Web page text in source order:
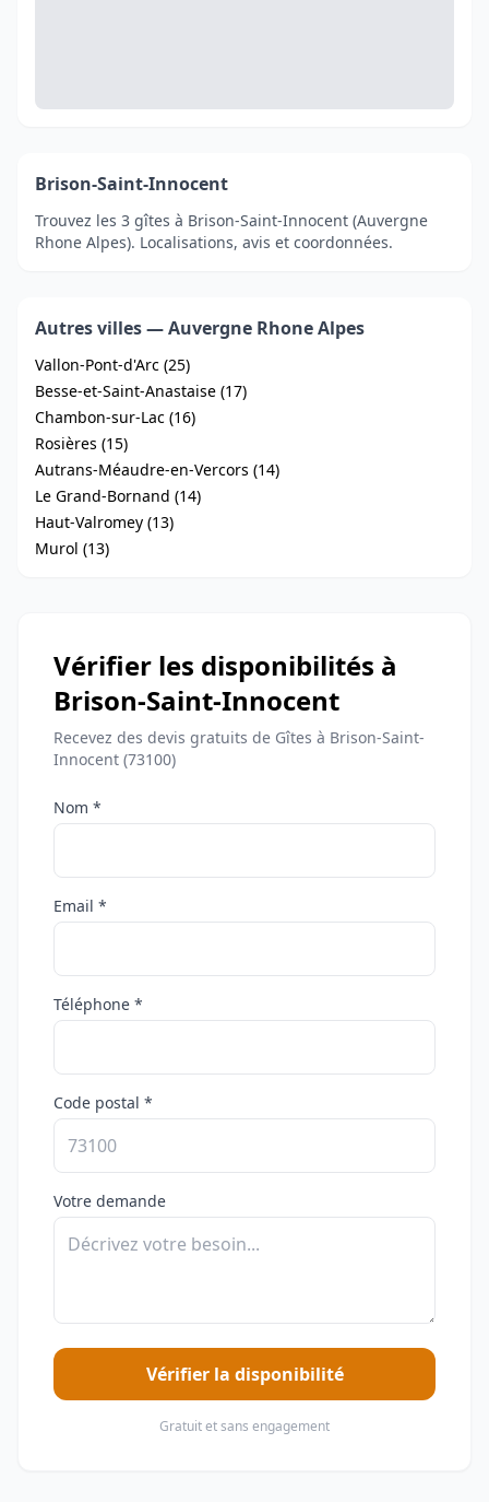
Brison-Saint-Innocent
Trouvez les 3 gîtes à Brison-Saint-Innocent (Auvergne
Rhone Alpes). Localisations, avis et coordonnées.
Autres villes — Auvergne Rhone Alpes
Vallon-Pont-d'Arc (25)
Besse-et-Saint-Anastaise (17)
Chambon-sur-Lac (16)
Rosières (15)
Autrans-Méaudre-en-Vercors (14)
Le Grand-Bornand (14)
Haut-Valromey (13)
Murol (13)
Vérifier les disponibilités à
Brison-Saint-Innocent
Recevez des devis gratuits de Gîtes à Brison-Saint-
Innocent (73100)
Nom *
Email *
Téléphone *
Code postal *
Votre demande
Vérifier la disponibilité
Gratuit et sans engagement